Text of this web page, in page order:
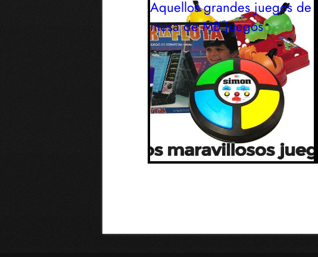
Aquellos grandes juegos de
mesa de MB juegos